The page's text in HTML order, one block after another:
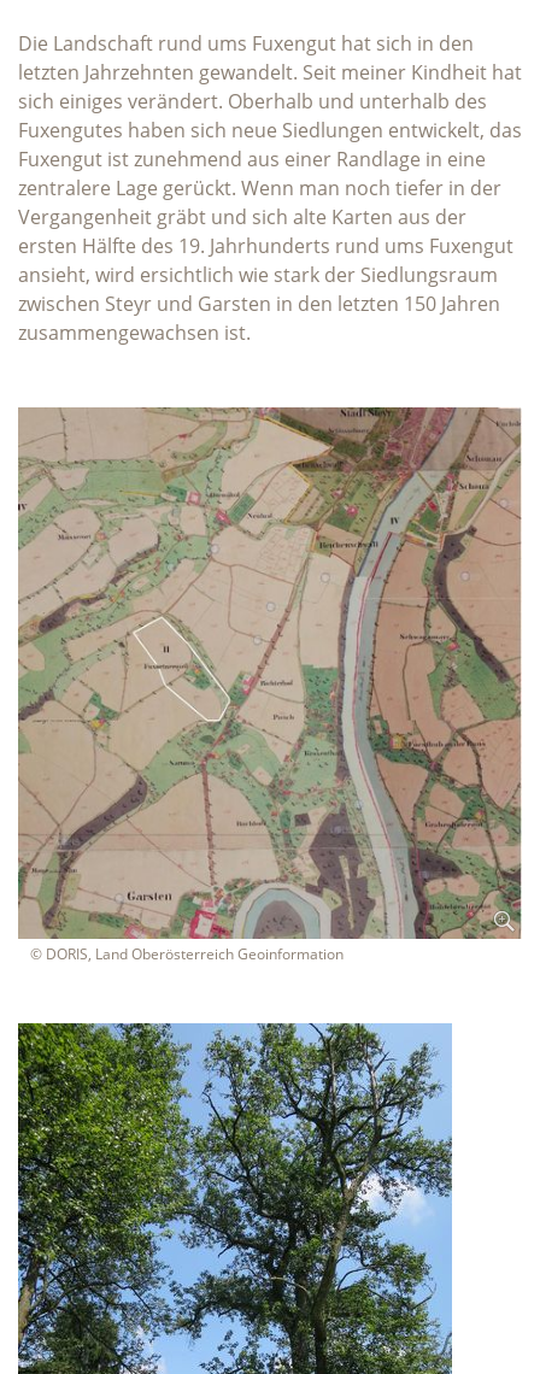
Die Landschaft rund ums Fuxengut hat sich in den
letzten Jahrzehnten gewandelt. Seit meiner Kindheit hat
sich einiges verändert. Oberhalb und unterhalb des
Fuxengutes haben sich neue Siedlungen entwickelt, das
Fuxengut ist zunehmend aus einer Randlage in eine
zentralere Lage gerückt. Wenn man noch tiefer in der
Vergangenheit gräbt und sich alte Karten aus der
ersten Hälfte des 19. Jahrhunderts rund ums Fuxengut
ansieht, wird ersichtlich wie stark der Siedlungsraum
zwischen Steyr und Garsten in den letzten 150 Jahren
zusammengewachsen ist.
© DORIS, Land Oberösterreich Geoinformation